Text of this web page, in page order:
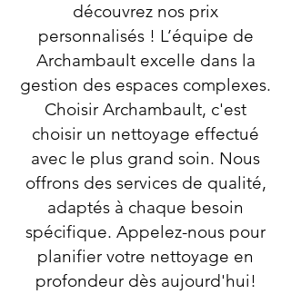
découvrez nos prix
personnalisés ! L’équipe de
Archambault excelle dans la
gestion des espaces complexes.
Choisir Archambault, c'est
choisir un nettoyage effectué
avec le plus grand soin. Nous
offrons des services de qualité,
adaptés à chaque besoin
spécifique. Appelez-nous pour
planifier votre nettoyage en
profondeur dès aujourd'hui!